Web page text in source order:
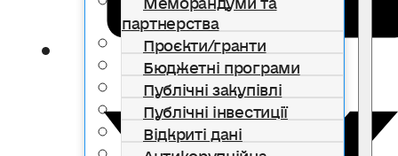
партнерства
Проєкти/гранти
Бюджетні програми
Публічні закупівлі
Публічні інвестиції
Відкриті дані